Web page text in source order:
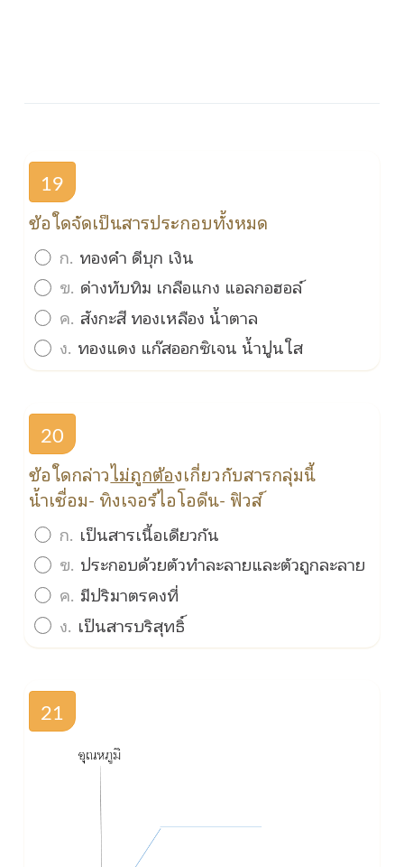
19
ข้อใดจัดเป็นสารประกอบทั้งหมด
ก. ทองคำ ดีบุก เงิน
ข. ด่างทับทิม เกลือแกง แอลกอฮอล์
ค. สังกะสี ทองเหลือง น้ำตาล
ง. ทองแดง แก๊สออกซิเจน น้ำปูนใส
20
ข้อใดกล่าวไม่ถูกต้องเกี่ยวกับสารกลุ่มนี้
น้ำเชื่อม- ทิงเจอร์ไอโอดีน- ฟิวส์
ก. เป็นสารเนื้อเดียวกัน
ข. ประกอบด้วยตัวทำละลายและตัวถูกละลาย
ค. มีปริมาตรคงที่
ง. เป็นสารบริสุทธิ์
21